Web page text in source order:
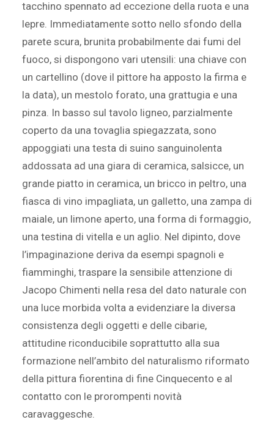
tacchino spennato ad eccezione della ruota e una
lepre. Immediatamente sotto nello sfondo della
parete scura, brunita probabilmente dai fumi del
fuoco, si dispongono vari utensili: una chiave con
un cartellino (dove il pittore ha apposto la firma e
la data), un mestolo forato, una grattugia e una
pinza. In basso sul tavolo ligneo, parzialmente
coperto da una tovaglia spiegazzata, sono
appoggiati una testa di suino sanguinolenta
addossata ad una giara di ceramica, salsicce, un
grande piatto in ceramica, un bricco in peltro, una
fiasca di vino impagliata, un galletto, una zampa di
maiale, un limone aperto, una forma di formaggio,
una testina di vitella e un aglio. Nel dipinto, dove
l’impaginazione deriva da esempi spagnoli e
fiamminghi, traspare la sensibile attenzione di
Jacopo Chimenti nella resa del dato naturale con
una luce morbida volta a evidenziare la diversa
consistenza degli oggetti e delle cibarie,
attitudine riconducibile soprattutto alla sua
formazione nell’ambito del naturalismo riformato
della pittura fiorentina di fine Cinquecento e al
contatto con le prorompenti novità
caravaggesche.